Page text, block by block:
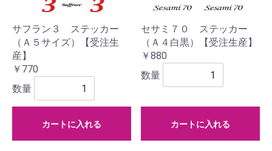
サフラン３ ステッカー
（Ａ５サイズ）【受注生
産】
￥770
数量
カートに入れる
セサミ７０ ステッカー
（Ａ４白黒）【受注生産】
￥880
数量
カートに入れる